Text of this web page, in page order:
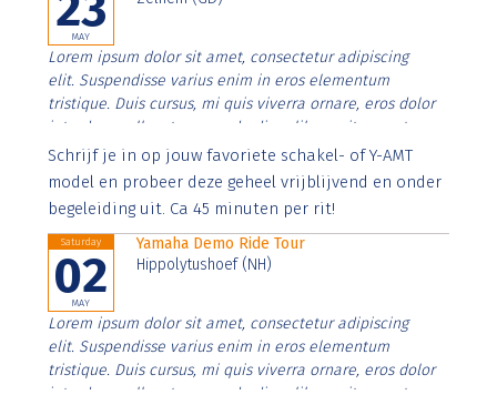
MAY
Lorem ipsum dolor sit amet, consectetur adipiscing
elit. Suspendisse varius enim in eros elementum
tristique. Duis cursus, mi quis viverra ornare, eros dolor
interdum nulla, ut commodo diam libero vitae erat.
Aenean faucibus nibh et justo cursus id rutrum lorem
imperdiet. Nunc ut sem vitae risus tristique posuere.
Schrijf je in op jouw favoriete schakel- of Y-AMT
model en probeer deze geheel vrijblijvend en onder
begeleiding uit. Ca 45 minuten per rit!
Saturday
02
MAY
Yamaha Demo Ride Tour
Hippolytushoef (NH)
Lorem ipsum dolor sit amet, consectetur adipiscing
elit. Suspendisse varius enim in eros elementum
tristique. Duis cursus, mi quis viverra ornare, eros dolor
interdum nulla, ut commodo diam libero vitae erat.